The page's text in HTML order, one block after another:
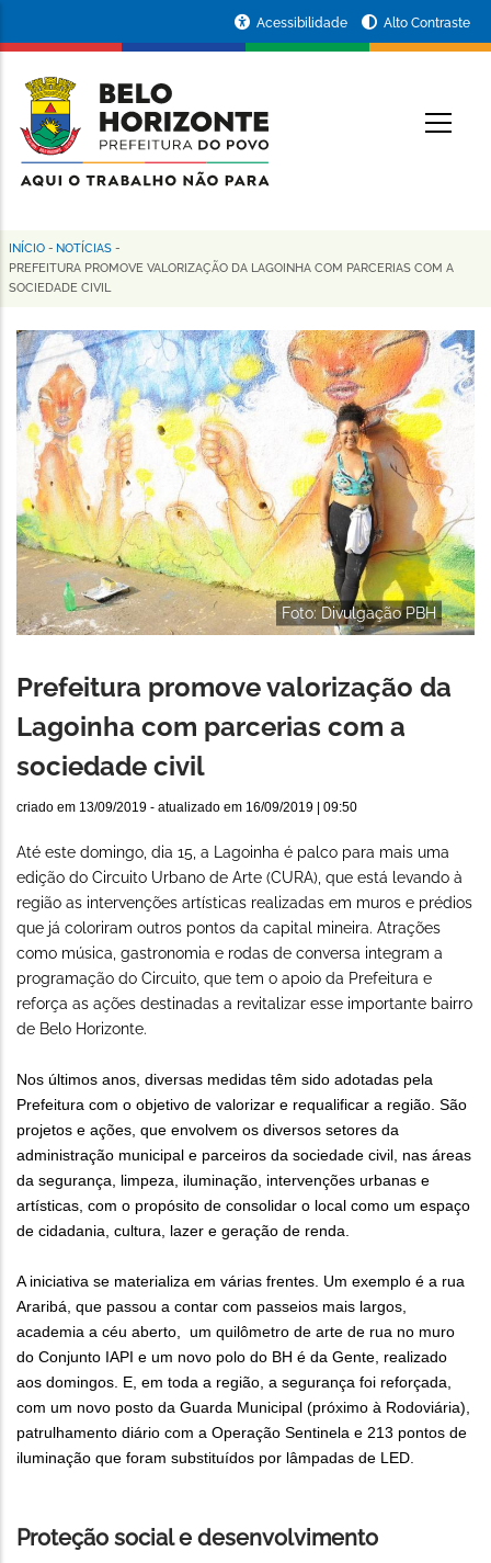
conteúdo
principal
da
Prefeitura
de
Horizonte
Acessibilidade Alto Contraste
Trilha
de
navegação
INÍCIO - NOTÍCIAS -
PREFEITURA PROMOVE VALORIZAÇÃO DA LAGOINHA COM PARCERIAS COM A
SOCIEDADE CIVIL
Foto: Divulgação PBH
Prefeitura promove valorização da
Lagoinha com parcerias com a
sociedade civil
criado em 13/09/2019 - atualizado em 16/09/2019 | 09:50
Até este domingo, dia 15, a Lagoinha é palco para mais uma
edição do Circuito Urbano de Arte (CURA), que está levando à
região as intervenções artísticas realizadas em muros e prédios
que já coloriram outros pontos da capital mineira. Atrações
como música, gastronomia e rodas de conversa integram a
programação do Circuito, que tem o apoio da Prefeitura e
reforça as ações destinadas a revitalizar esse importante bairro
de Belo Horizonte.
Nos últimos anos, diversas medidas têm sido adotadas pela
Prefeitura com o objetivo de valorizar e requalificar a região. São
projetos e ações, que envolvem os diversos setores da
administração municipal e parceiros da sociedade civil, nas áreas
da segurança, limpeza, iluminação, intervenções urbanas e
artísticas, com o propósito de consolidar o local como um espaço
de cidadania, cultura, lazer e geração de renda.
A iniciativa se materializa em várias frentes. Um exemplo é a rua
Araribá, que passou a contar com passeios mais largos,
academia a céu aberto, um quilômetro de arte de rua no muro
do Conjunto IAPI e um novo polo do BH é da Gente, realizado
aos domingos. E, em toda a região, a segurança foi reforçada,
com um novo posto da Guarda Municipal (próximo à Rodoviária),
patrulhamento diário com a Operação Sentinela e 213 pontos de
iluminação que foram substituídos por lâmpadas de LED.
Proteção social e desenvolvimento